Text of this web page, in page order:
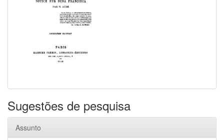
Sugestões de pesquisa
Assunto